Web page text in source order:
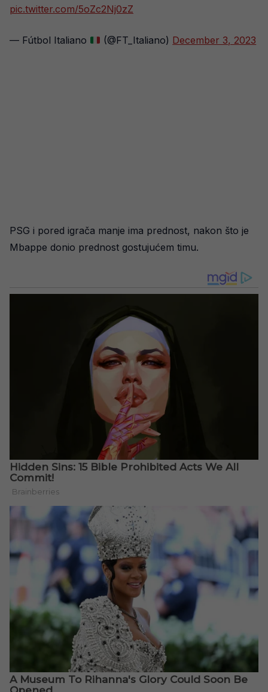
pic.twitter.com/5oZc2Nj0zZ
— Fútbol Italiano (@FT_Italiano) December 3, 2023
PSG i pored igrača manje ima prednost, nakon što je
Mbappe donio prednost gostujućem timu.